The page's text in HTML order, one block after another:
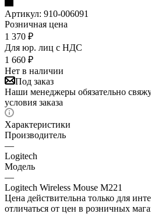
Артикул: 910-006091
Розничная цена
1 370 ₽
Для юр. лиц c НДС
1 660 ₽
Нет в наличии
Под заказ
Наши менеджеры обязательно
условия заказа
Характеристики
Производитель
—
Logitech
Модель
—
Logitech Wireless Mouse M221
Цена действительна только для
отличаться от цен в розничных